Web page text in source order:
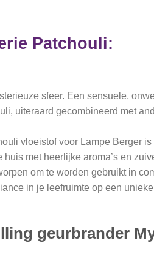
Patchouli:
sfeer. Een sensuele,
uiteraard gecombineerd met
vloeistof voor Lampe Berger
met heerlijke aroma’s en
om te worden gebruikt in
in je leefruimte op een
geurbrander